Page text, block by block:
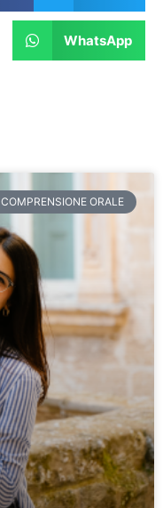
WhatsApp
COMPRENSIONE ORALE